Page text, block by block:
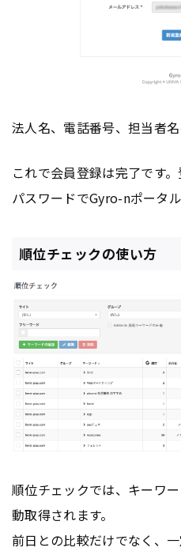
法人名、電話番号、担当者名
これで会員登録は完了です
パスワードでGyro-nポータ
順位チェックの使い方
順位チェックでは、キーワ
動取得されます。
前日との比較だけでなく、